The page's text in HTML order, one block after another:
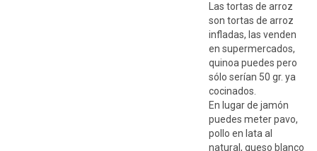
Las tortas de arroz
son tortas de arroz
infladas, las venden
en supermercados,
quinoa puedes pero
sólo serían 50 gr. ya
cocinados.
En lugar de jamón
puedes meter pavo,
pollo en lata al
natural, queso blanco